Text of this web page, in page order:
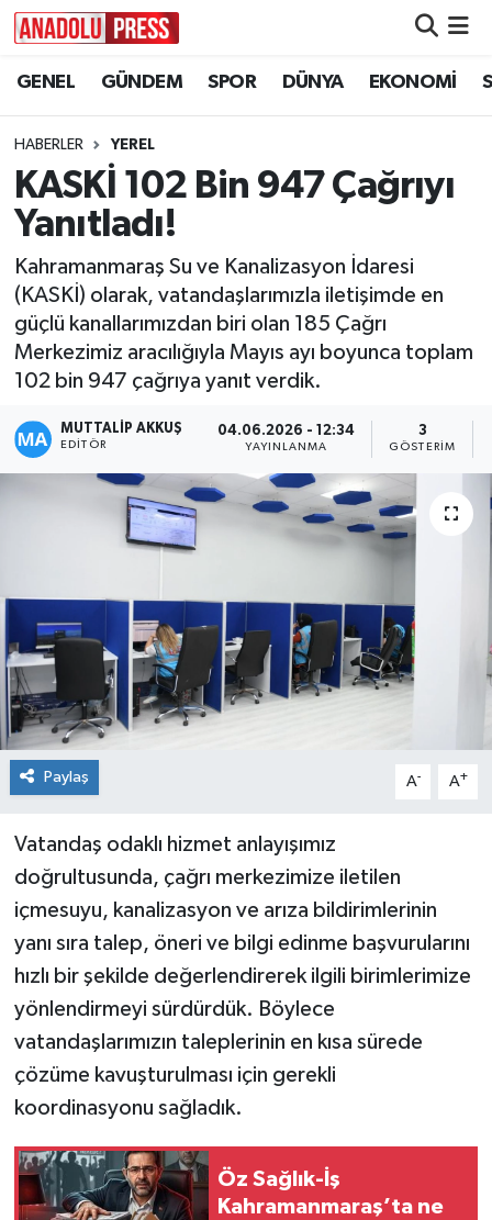
GENEL GÜNDEM SPOR DÜNYA EKONOMİ
HABERLER YEREL
KASKİ 102 Bin 947 Çağrıyı
Yanıtladı!
Kahramanmaraş Su ve Kanalizasyon İdaresi
(KASKİ) olarak, vatandaşlarımızla iletişimde en
güçlü kanallarımızdan biri olan 185 Çağrı
Merkezimiz aracılığıyla Mayıs ayı boyunca toplam
102 bin 947 çağrıya yanıt verdik.
MUTTALİP AKKUŞ
EDITÖR
04.06.2026 - 12:34
YAYINLANMA
3
GÖSTERIM
Paylaş A- A+
Vatandaş odaklı hizmet anlayışımız
doğrultusunda, çağrı merkezimize iletilen
içmesuyu, kanalizasyon ve arıza bildirimlerinin
yanı sıra talep, öneri ve bilgi edinme başvurularını
hızlı bir şekilde değerlendirerek ilgili birimlerimize
yönlendirmeyi sürdürdük. Böylece
vatandaşlarımızın taleplerinin en kısa sürede
çözüme kavuşturulması için gerekli
koordinasyonu sağladık.
Öz Sağlık-İş
Kahramanmaraş’ta ne
Nöbetçi Eczaneler
Hava Durumu
Namaz Vakitleri
Süper Lig Puan Durumu ve Fikstür
Tüm Manşetler
Son Dakika Haberleri
Haber Arşivi